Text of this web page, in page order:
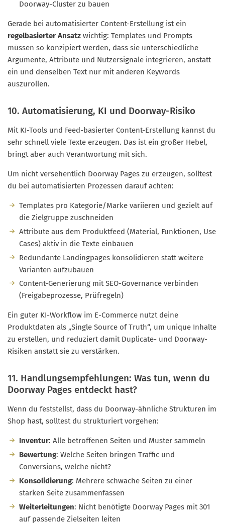
Doorway-Cluster zu bauen
Gerade bei automatisierter Content-Erstellung ist ein
regelbasierter Ansatz wichtig: Templates und Prompts
müssen so konzipiert werden, dass sie unterschiedliche
Argumente, Attribute und Nutzersignale integrieren, anstatt
ein und denselben Text nur mit anderen Keywords
auszurollen.
10. Automatisierung, KI und Doorway-Risiko
Mit KI-Tools und Feed-basierter Content-Erstellung kannst du
sehr schnell viele Texte erzeugen. Das ist ein großer Hebel,
bringt aber auch Verantwortung mit sich.
Um nicht versehentlich Doorway Pages zu erzeugen, solltest
du bei automatisierten Prozessen darauf achten:
Templates pro Kategorie/Marke variieren und gezielt auf
die Zielgruppe zuschneiden
Attribute aus dem Produktfeed (Material, Funktionen, Use
Cases) aktiv in die Texte einbauen
Redundante Landingpages konsolidieren statt weitere
Varianten aufzubauen
Content-Generierung mit SEO-Governance verbinden
(Freigabeprozesse, Prüfregeln)
Ein guter KI-Workflow im E-Commerce nutzt deine
Produktdaten als „Single Source of Truth“, um unique Inhalte
zu erstellen, und reduziert damit Duplicate- und Doorway-
Risiken anstatt sie zu verstärken.
11. Handlungsempfehlungen: Was tun, wenn du
Doorway Pages entdeckt hast?
Wenn du feststellst, dass du Doorway-ähnliche Strukturen im
Shop hast, solltest du strukturiert vorgehen:
Inventur: Alle betroffenen Seiten und Muster sammeln
Bewertung: Welche Seiten bringen Traffic und
Conversions, welche nicht?
Konsolidierung: Mehrere schwache Seiten zu einer
starken Seite zusammenfassen
Weiterleitungen: Nicht benötigte Doorway Pages mit 301
auf passende Zielseiten leiten